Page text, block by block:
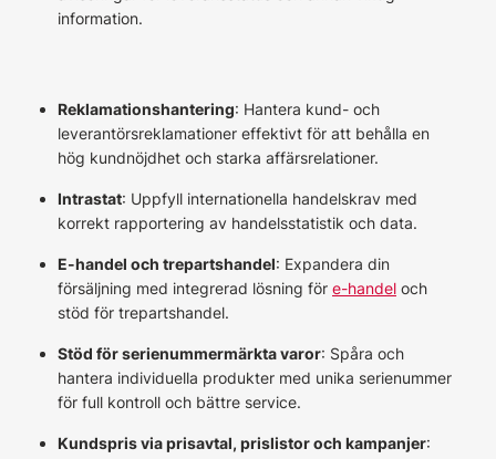
information.
Reklamationshantering: Hantera kund- och
leverantörsreklamationer effektivt för att behålla en
hög kundnöjdhet och starka affärsrelationer.
Intrastat: Uppfyll internationella handelskrav med
korrekt rapportering av handelsstatistik och data.
E-handel och trepartshandel: Expandera din
försäljning med integrerad lösning för e-handel och
stöd för trepartshandel.
Stöd för serienummermärkta varor: Spåra och
hantera individuella produkter med unika serienummer
för full kontroll och bättre service.
Kundspris via prisavtal, prislistor och kampanjer: